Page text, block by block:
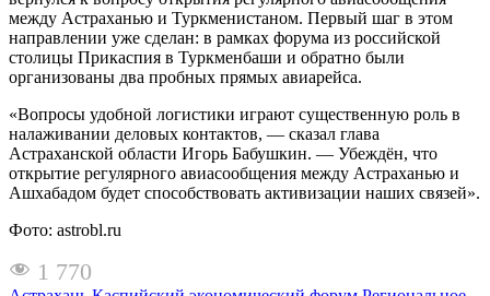
между Астраханью и Туркменистаном. Первый шаг в этом
направлении уже сделан: в рамках форума из российской
столицы Прикаспия в Туркменбаши и обратно были
организованы два пробных прямых авиарейса.
«Вопросы удобной логистики играют существенную роль в
налаживании деловых контактов, — сказал глава
Астраханской области Игорь Бабушкин. — Убеждён, что
открытие регулярного авиасообщения между Астраханью и
Ашхабадом будет способствовать активизации наших связей».
Фото: astrobl.ru
1 770